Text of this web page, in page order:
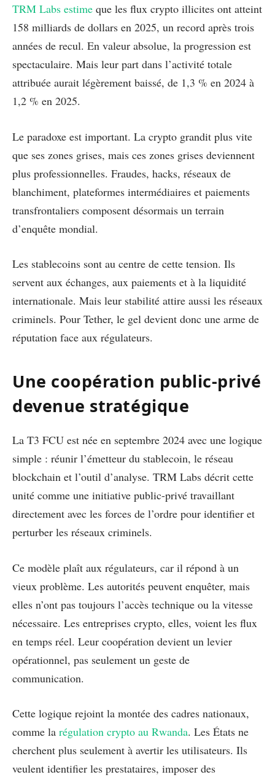
TRM Labs estime que les flux crypto illicites ont atteint
158 milliards de dollars en 2025, un record après trois
années de recul. En valeur absolue, la progression est
spectaculaire. Mais leur part dans l’activité totale
attribuée aurait légèrement baissé, de 1,3 % en 2024 à
1,2 % en 2025.
Le paradoxe est important. La crypto grandit plus vite
que ses zones grises, mais ces zones grises deviennent
plus professionnelles. Fraudes, hacks, réseaux de
blanchiment, plateformes intermédiaires et paiements
transfrontaliers composent désormais un terrain
d’enquête mondial.
Les stablecoins sont au centre de cette tension. Ils
servent aux échanges, aux paiements et à la liquidité
internationale. Mais leur stabilité attire aussi les réseaux
criminels. Pour Tether, le gel devient donc une arme de
réputation face aux régulateurs.
Une coopération public-privé
devenue stratégique
La T3 FCU est née en septembre 2024 avec une logique
simple : réunir l’émetteur du stablecoin, le réseau
blockchain et l’outil d’analyse. TRM Labs décrit cette
unité comme une initiative public-privé travaillant
directement avec les forces de l’ordre pour identifier et
perturber les réseaux criminels.
Ce modèle plaît aux régulateurs, car il répond à un
vieux problème. Les autorités peuvent enquêter, mais
elles n’ont pas toujours l’accès technique ou la vitesse
nécessaire. Les entreprises crypto, elles, voient les flux
en temps réel. Leur coopération devient un levier
opérationnel, pas seulement un geste de
communication.
Cette logique rejoint la montée des cadres nationaux,
comme la régulation crypto au Rwanda. Les États ne
cherchent plus seulement à avertir les utilisateurs. Ils
veulent identifier les prestataires, imposer des